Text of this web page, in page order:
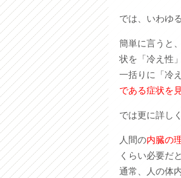
では、いわゆ
簡単に言うと
状を「冷え性
一括りに「冷
である症状を
では更に詳し
人間の内臓の
くらい必要だ
通常、人の体